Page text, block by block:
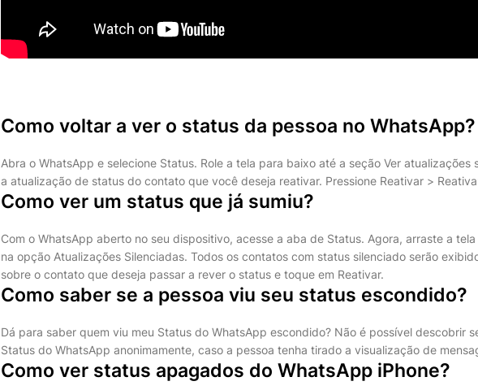
Como voltar a ver o status da pessoa no WhatsApp?
Abra o WhatsApp e selecione Status. Role a tela para baixo até a seção Ver atualizações
a atualização de status do contato que você deseja reativar. Pressione Reativar >
Como ver um status que já sumiu?
Com o WhatsApp aberto no seu dispositivo, acesse a aba de Status. Agora, arraste a
na opção Atualizações Silenciadas. Todos os contatos com status silenciado serão
sobre o contato que deseja passar a rever o status e toque em Reativar.
Como saber se a pessoa viu seu status escondido?
Dá para saber quem viu meu Status do WhatsApp escondido? Não é possível descobrir
Status do WhatsApp anonimamente, caso a pessoa tenha tirado a visualização de
Como ver status apagados do WhatsApp iPhone?